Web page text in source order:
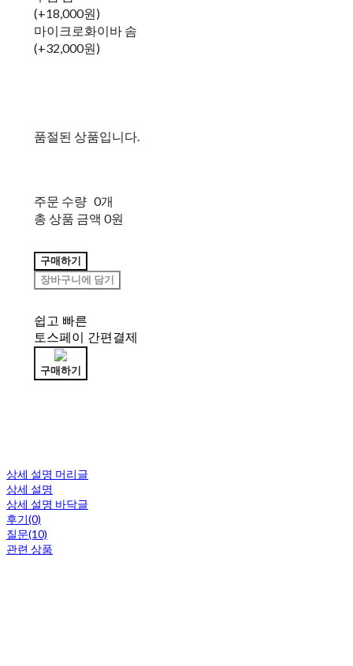
(+18,000원)
마이크로화이바 솜
(+32,000원)
품절된 상품입니다.
주문 수량 0개
총 상품 금액 0원
구매하기
장바구니에 담기
쉽고 빠른
토스페이 간편결제
구매하기
상세 설명 머리글
상세 설명
상세 설명 바닥글
후기(0)
질문(10)
관련 상품